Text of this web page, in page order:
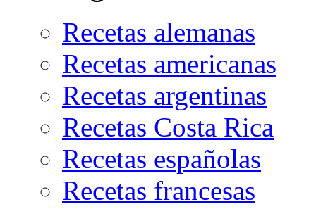
Recetas alemanas
Recetas americanas
Recetas argentinas
Recetas Costa Rica
Recetas españolas
Recetas francesas